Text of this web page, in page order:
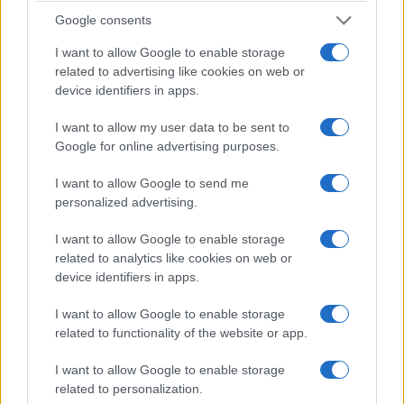
Google consents
I want to allow Google to enable storage
related to advertising like cookies on web or
device identifiers in apps.
I want to allow my user data to be sent to
Google for online advertising purposes.
I want to allow Google to send me
personalized advertising.
I want to allow Google to enable storage
related to analytics like cookies on web or
device identifiers in apps.
I want to allow Google to enable storage
related to functionality of the website or app.
I want to allow Google to enable storage
related to personalization.
contemporaneamente, capace di controllare se
stesso.
Forse è proprio questa l’occasione che resta
ancora da cogliere.
Fare della Corte non un
ostacolo all’amministrazione, ma una